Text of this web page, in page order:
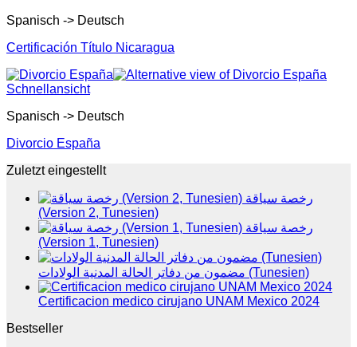
Spanisch -> Deutsch
Certificación Título Nicaragua
Schnellansicht
Spanisch -> Deutsch
Divorcio España
Zuletzt eingestellt
رخصة سياقة
(Version 2, Tunesien)
رخصة سياقة
(Version 1, Tunesien)
مضمون من دفاتر الحالة المدنية الولادات (Tunesien)
Certificacion medico cirujano UNAM Mexico 2024
Bestseller